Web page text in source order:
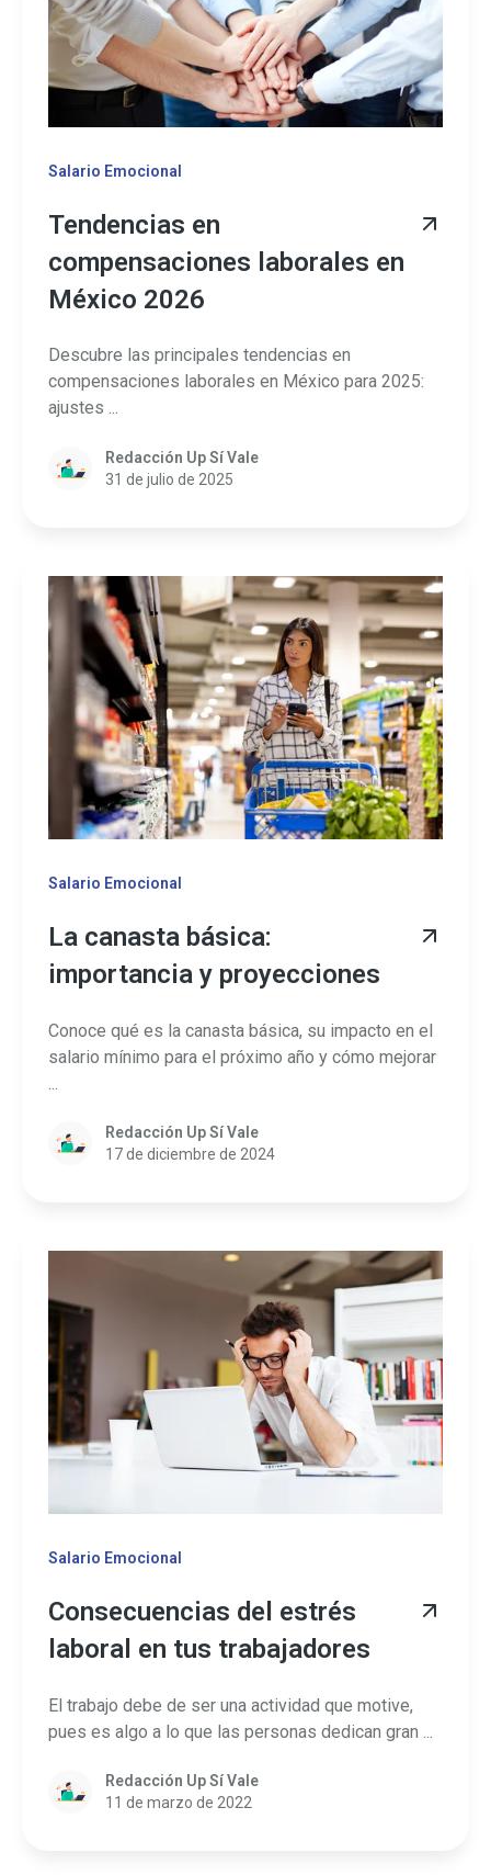
Salario Emocional
Tendencias en
compensaciones laborales en
México 2026
Descubre las principales tendencias en
compensaciones laborales en México para 2025:
ajustes ...
Redacción Up Sí Vale
31 de julio de 2025
Salario Emocional
La canasta básica:
importancia y proyecciones
Conoce qué es la canasta básica, su impacto en el
salario mínimo para el próximo año y cómo mejorar
Redacción Up Sí Vale
17 de diciembre de 2024
Salario Emocional
Consecuencias del estrés
laboral en tus trabajadores
El trabajo debe de ser una actividad que motive,
pues es algo a lo que las personas dedican gran ...
Redacción Up Sí Vale
11 de marzo de 2022